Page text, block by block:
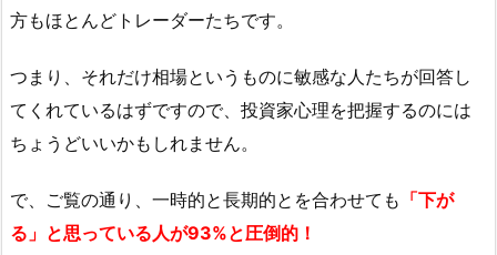
方もほとんどトレーダーたちです。
つまり、それだけ相場というものに敏感な人たちが回答し
てくれているはずですので、投資家心理を把握するのには
ちょうどいいかもしれません。
で、ご覧の通り、一時的と長期的とを合わせても 「下が
る」と思っている人が93%と圧倒的！